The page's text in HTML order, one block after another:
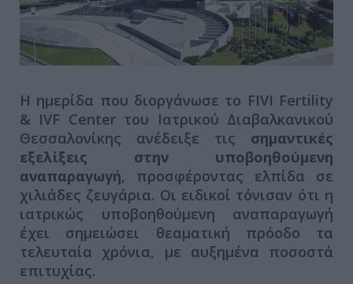
Η ημερίδα που διοργάνωσε το FIVI Fertility
& IVF Center του Ιατρικού Διαβαλκανικού
Θεσσαλονίκης ανέδειξε τις σημαντικές
εξελίξεις στην υποβοηθούμενη
αναπαραγωγή, προσφέροντας ελπίδα σε
χιλιάδες ζευγάρια. Οι ειδικοί τόνισαν ότι η
ιατρικώς υποβοηθούμενη αναπαραγωγή
έχει σημειώσει θεαματική πρόοδο τα
τελευταία χρόνια, με αυξημένα ποσοστά
επιτυχίας.